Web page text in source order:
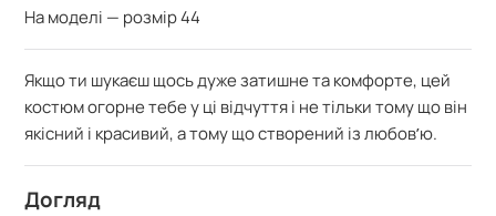
На моделі — розмір 44
Якщо ти шукаєш щось дуже затишне та комфорте, цей
костюм огорне тебе у ці відчуття і не тільки тому що він
якісний і красивий, а тому що створений із любовʼю.
Догляд